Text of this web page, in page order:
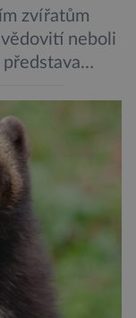
zvířatům
neboli
nálepku
spíše než o
jedná o